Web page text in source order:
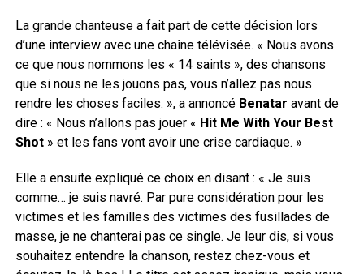
La grande chanteuse a fait part de cette décision lors
d’une interview avec une chaîne télévisée. « Nous avons
ce que nous nommons les « 14 saints », des chansons
que si nous ne les jouons pas, vous n’allez pas nous
rendre les choses faciles. », a annoncé Benatar avant de
dire : « Nous n’allons pas jouer « Hit Me With Your Best
Shot» et les fans vont avoir une crise cardiaque. »
Elle a ensuite expliqué ce choix en disant : « Je suis
comme… je suis navré. Par pure considération pour les
victimes et les familles des victimes des fusillades de
masse, je ne chanterai pas ce single. Je leur dis, si vous
souhaitez entendre la chanson, restez chez-vous et